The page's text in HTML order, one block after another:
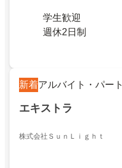
学生歓迎
週休2日制
新着アルバイト・パート
エキストラ
株式会社ＳｕｎＬｉｇｈｔ